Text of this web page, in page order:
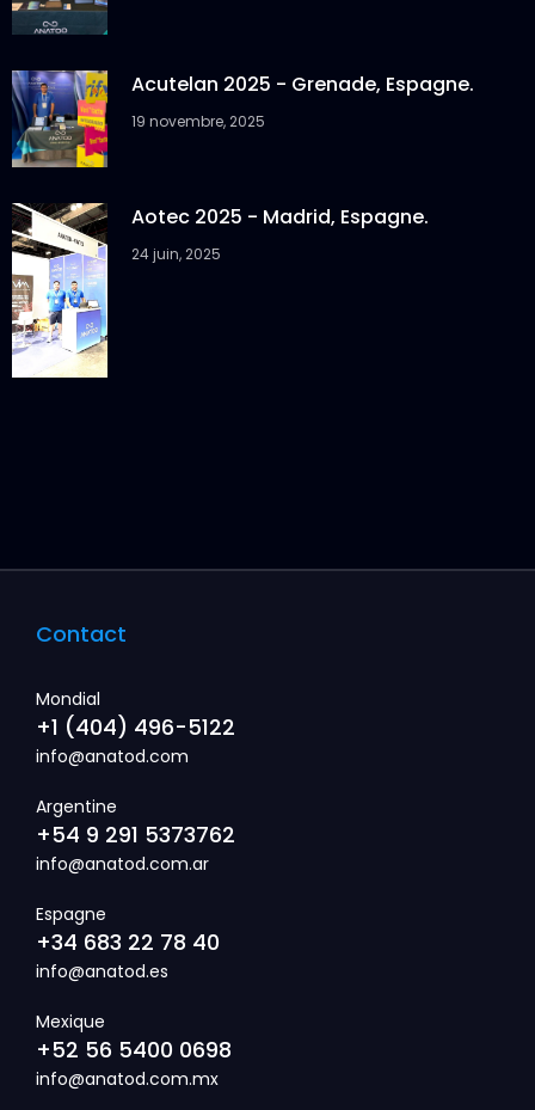
Acutelan 2025 - Grenade, Espagne.
19 novembre, 2025
Aotec 2025 - Madrid, Espagne.
24 juin, 2025
Contact
Mondial
+1 (404) 496-5122
info@anatod.com
Argentine
+54 9 291 5373762
info@anatod.com.ar
Espagne
+34 683 22 78 40
info@anatod.es
Mexique
+52 56 5400 0698
info@anatod.com.mx